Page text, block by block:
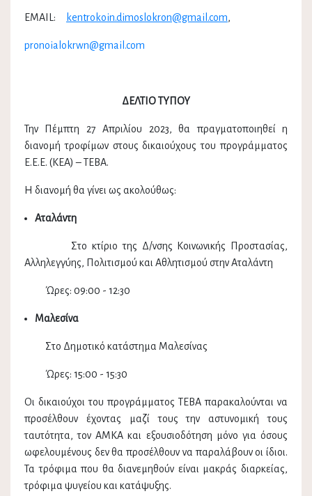
EMAIL: kentrokoin.dimoslokron@gmail.com,
pronoialokrwn@gmail.com
ΔΕΛΤΙΟ ΤΥΠΟΥ
Την Πέμπτη 27 Απριλίου 2023, θα πραγματοποιηθεί η
διανομή τροφίμων στους δικαιούχους του προγράμματος
Ε.Ε.Ε. (ΚΕΑ) – ΤΕΒΑ.
Η διανομή θα γίνει ως ακολούθως:
Αταλάντη
Στο κτίριο της Δ/νσης Κοινωνικής Προστασίας,
Αλληλεγγύης, Πολιτισμού και Αθλητισμού στην Αταλάντη
Ώρες: 09:00 - 12:30
Μαλεσίνα
Στο Δημοτικό κατάστημα Μαλεσίνας
Ώρες: 15:00 - 15:30
Οι δικαιούχοι του προγράμματος ΤΕΒΑ παρακαλούνται να
προσέλθουν έχοντας μαζί τους την αστυνομική τους
ταυτότητα, τον ΑΜΚΑ και εξουσιοδότηση μόνο για όσους
ωφελουμένους δεν θα προσέλθουν να παραλάβουν οι ίδιοι.
Τα τρόφιμα που θα διανεμηθούν είναι μακράς διαρκείας,
τρόφιμα ψυγείου και κατάψυξης.